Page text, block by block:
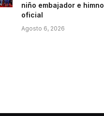
niño embajador e himno
oficial
Agosto 6, 2026